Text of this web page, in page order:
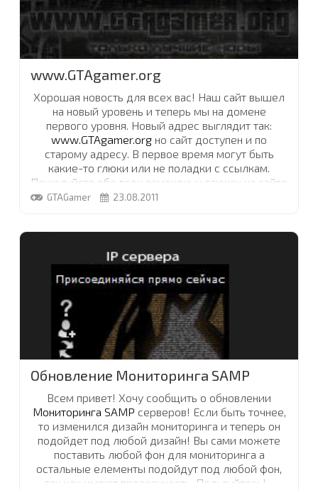
www.GTAgamer.org
Хорошая новость для всех вас! Наш сайт вышел
на новый уровень и теперь мы на домене
первого уровня. Новый адрес выглядит так:
www.GTAgamer.org но сайт доступен и по
старому адресу. В первое время могут быть
какие-то глюки или не поладки с ссылкам.
Пожалуйста обо всех замеченых глюках на сайте
или о не рабочих ссылках сообщайте в
GTAGamer 23.08.2011
Обновление Мониторинга SAMP
Всем привет! Хочу сообщить о обновлении
Мониторинга SAMP серверов! Если быть точнее,
то изменился дизайн мониторинга и теперь он
подойдет под любой дизайн! Вы сами можете
поставить любой фон для мониторинга а
остальные елементы подойдут под любой фон,
так как имеют прозрачность. Пользуйтесь!